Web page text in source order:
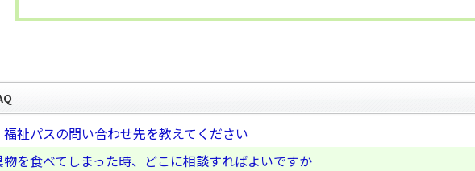
祉パスの問い合わせ先を教えてください
を食べてしまった時、どこに相談すればよいですか